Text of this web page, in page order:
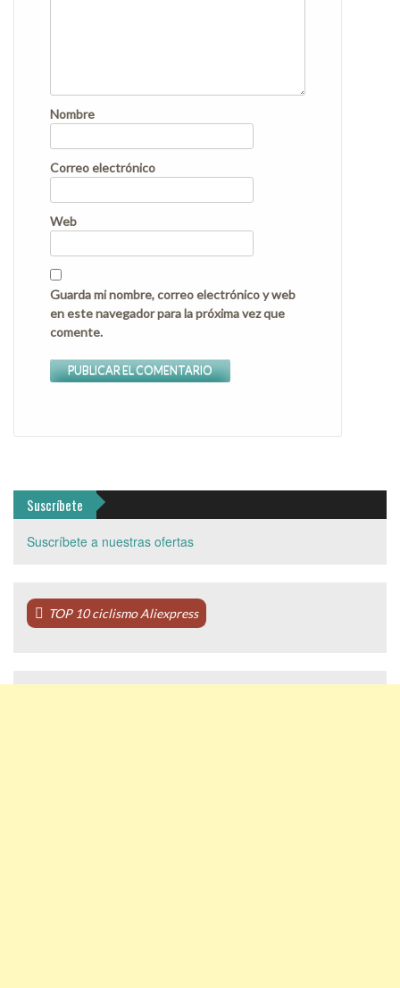
Nombre
Correo electrónico
Web
Guarda mi nombre, correo electrónico y web
en este navegador para la próxima vez que
comente.
Suscríbete
Suscríbete a nuestras ofertas
TOP 10 ciclismo Aliexpress